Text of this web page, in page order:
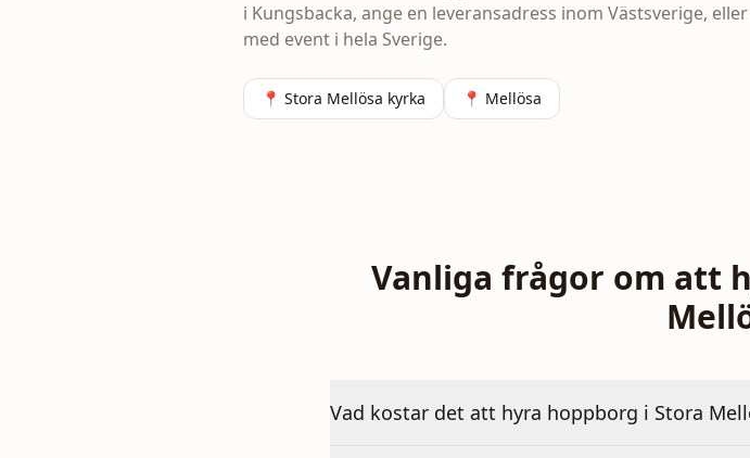
i Kungsbacka, ange en leveransadress inom Västsverige,
med event i hela Sverige.
📍 Stora Mellösa kyrka 📍 Mellösa
Vanliga frågor om att
Vad kostar det att hyra hoppborg i Stora